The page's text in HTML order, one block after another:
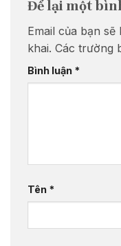
Để lại một
Email của bạn
khai. Các trường
Bình luận *
Tên *